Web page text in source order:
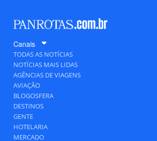
Canais
TODAS AS NOTÍCIAS
NOTÍCIAS MAIS LIDAS
AGÊNCIAS DE VIAGENS
AVIAÇÃO
BLOGOSFERA
DESTINOS
GENTE
HOTELARIA
MERCADO